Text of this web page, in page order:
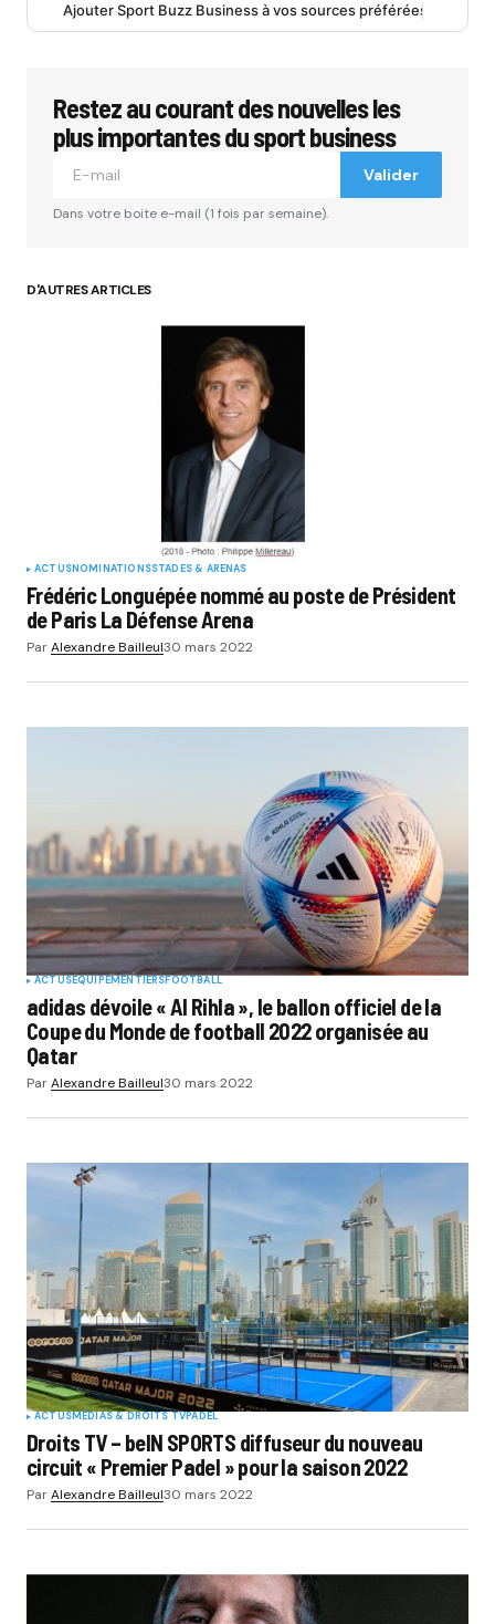
Ajouter Sport Buzz Business à vos sources préférées
Restez au courant des nouvelles les
plus importantes du sport business
Valider
Dans votre boite e-mail (1 fois par semaine).
D'AUTRES ARTICLES
ACTUSNOMINATIONSSTADES & ARENAS
Frédéric Longuépée nommé au poste de Président
de Paris La Défense Arena
ParAlexandre Bailleul30 mars 2022
ACTUSEQUIPEMENTIERSFOOTBALL
adidas dévoile « Al Rihla », le ballon officiel de la
Coupe du Monde de football 2022 organisée au
Qatar
ParAlexandre Bailleul30 mars 2022
ACTUSMÉDIAS & DROITS TVPADEL
Droits TV – beIN SPORTS diffuseur du nouveau
circuit « Premier Padel » pour la saison 2022
ParAlexandre Bailleul30 mars 2022